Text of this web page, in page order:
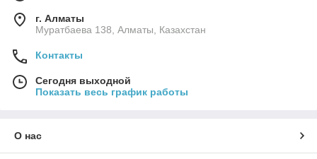
г. Алматы
Муратбаева 138, Алматы, Казахстан
Контакты
Сегодня выходной
Показать весь график работы
О нас